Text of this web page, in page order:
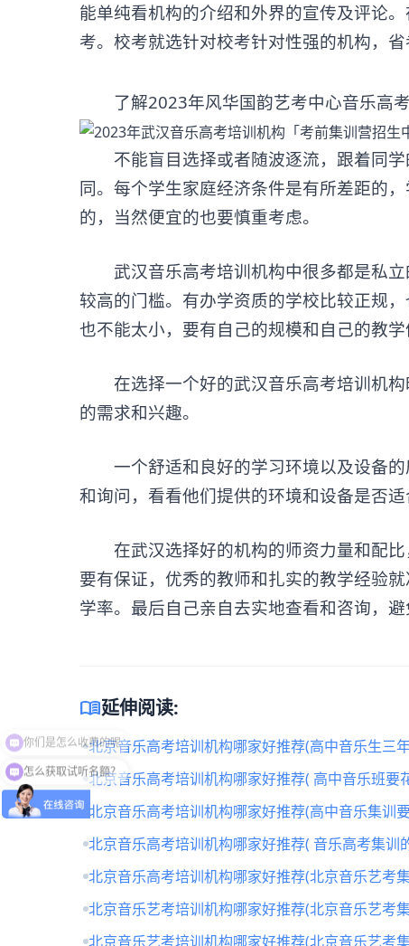
能单纯看机构的介绍和外界的宣传及评论
考。校考就选针对校考针对性强的机构，
了解2023年风华国韵艺考中心音乐高
不能盲目选择或者随波逐流，跟着同学
同。每个学生家庭经济条件是有所差距的
的，当然便宜的也要慎重考虑。
武汉音乐高考培训机构中很多都是私立
较高的门槛。有办学资质的学校比较正规
也不能太小，要有自己的规模和自己的教
在选择一个好的武汉音乐高考培训机构
的需求和兴趣。
一个舒适和良好的学习环境以及设备的
和询问，看看他们提供的环境和设备是否适
在武汉选择好的机构的师资力量和配比
要有保证，优秀的教师和扎实的教学经验
学率。最后自己亲自去实地查看和咨询，
menu_book延伸阅读:
北京音乐高考培训机构哪家好推荐(高中音乐生三
北京音乐高考培训机构哪家好推荐( 高中音乐班要
北京音乐高考培训机构哪家好推荐(高中音乐集训
北京音乐高考培训机构哪家好推荐( 音乐高考集训
北京音乐高考培训机构哪家好推荐(北京音乐艺考
北京音乐艺考培训机构哪家好推荐(北京音乐艺考
北京音乐艺考培训机构哪家好推荐(北京音乐艺考
怎么获取试听名额？